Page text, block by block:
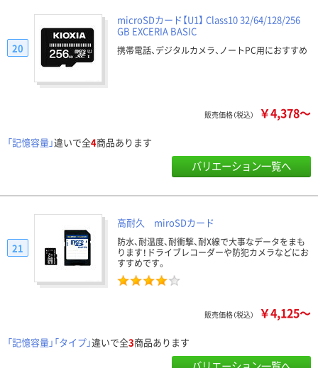
microSDカード【U1】 Class10 32/64/128/256
GB EXCERIA BASIC
携帯電話、デジタルカメラ、ノートPC用におすすめ
20
販売価格（税込） ￥4,378～
「記憶容量」違いで全4商品あります
バリエーション一覧へ
高耐久 miroSDカード
防水、耐温度、耐衝撃、耐X線で大事なデータをまも
ります！ドライブレコーダーや防犯カメラなどにお
すすめです。
21
販売価格（税込） ￥4,125～
「記憶容量」「タイプ」違いで全3商品あります